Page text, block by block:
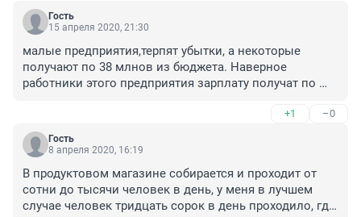
Гость
15 апреля 2020, 21:30
малые предприятия,терпят убытки, а некоторые
получают по 38 млнов из бюджета. Наверное
работники этого предприятия зарплату получат по
официальных источников там среднесписочная
численность-7 человек работающих, то считайте сами
сколько руководитель получит.
+1 –0
Гость
8 апреля 2020, 16:19
В продуктовом магазине собирается и проходит от
сотни до тысячи человек в день, у меня в лучшем
случае человек тридцать сорок в день проходило, где